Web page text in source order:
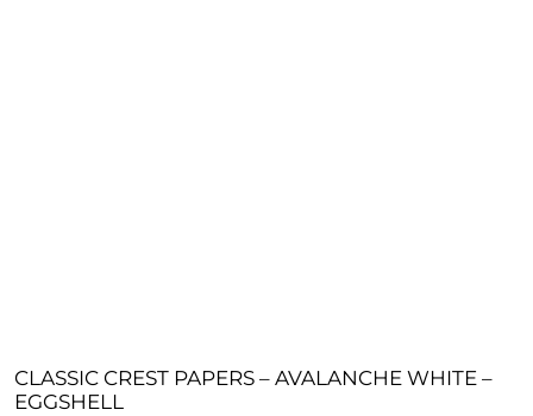
CLASSIC CREST PAPERS – AVALANCHE WHITE –
EGGSHELL